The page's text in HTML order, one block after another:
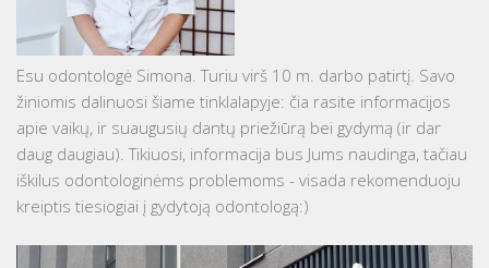
Esu odontologė Simona. Turiu virš 10 m. darbo patirtį. Savo
žiniomis dalinuosi šiame tinklalapyje: čia rasite informacijos
apie vaikų, ir suaugusių dantų priežiūrą bei gydymą (ir dar
daug daugiau). Tikiuosi, informacija bus Jums naudinga, tačiau
iškilus odontologinėms problemoms - visada rekomenduoju
kreiptis tiesiogiai į gydytoją odontologą:)